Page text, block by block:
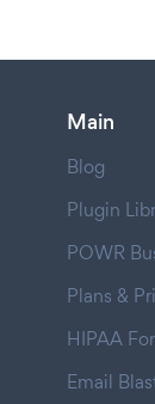
Main
Blog
Plugin
POWR
Plans &
HIPAA
Email